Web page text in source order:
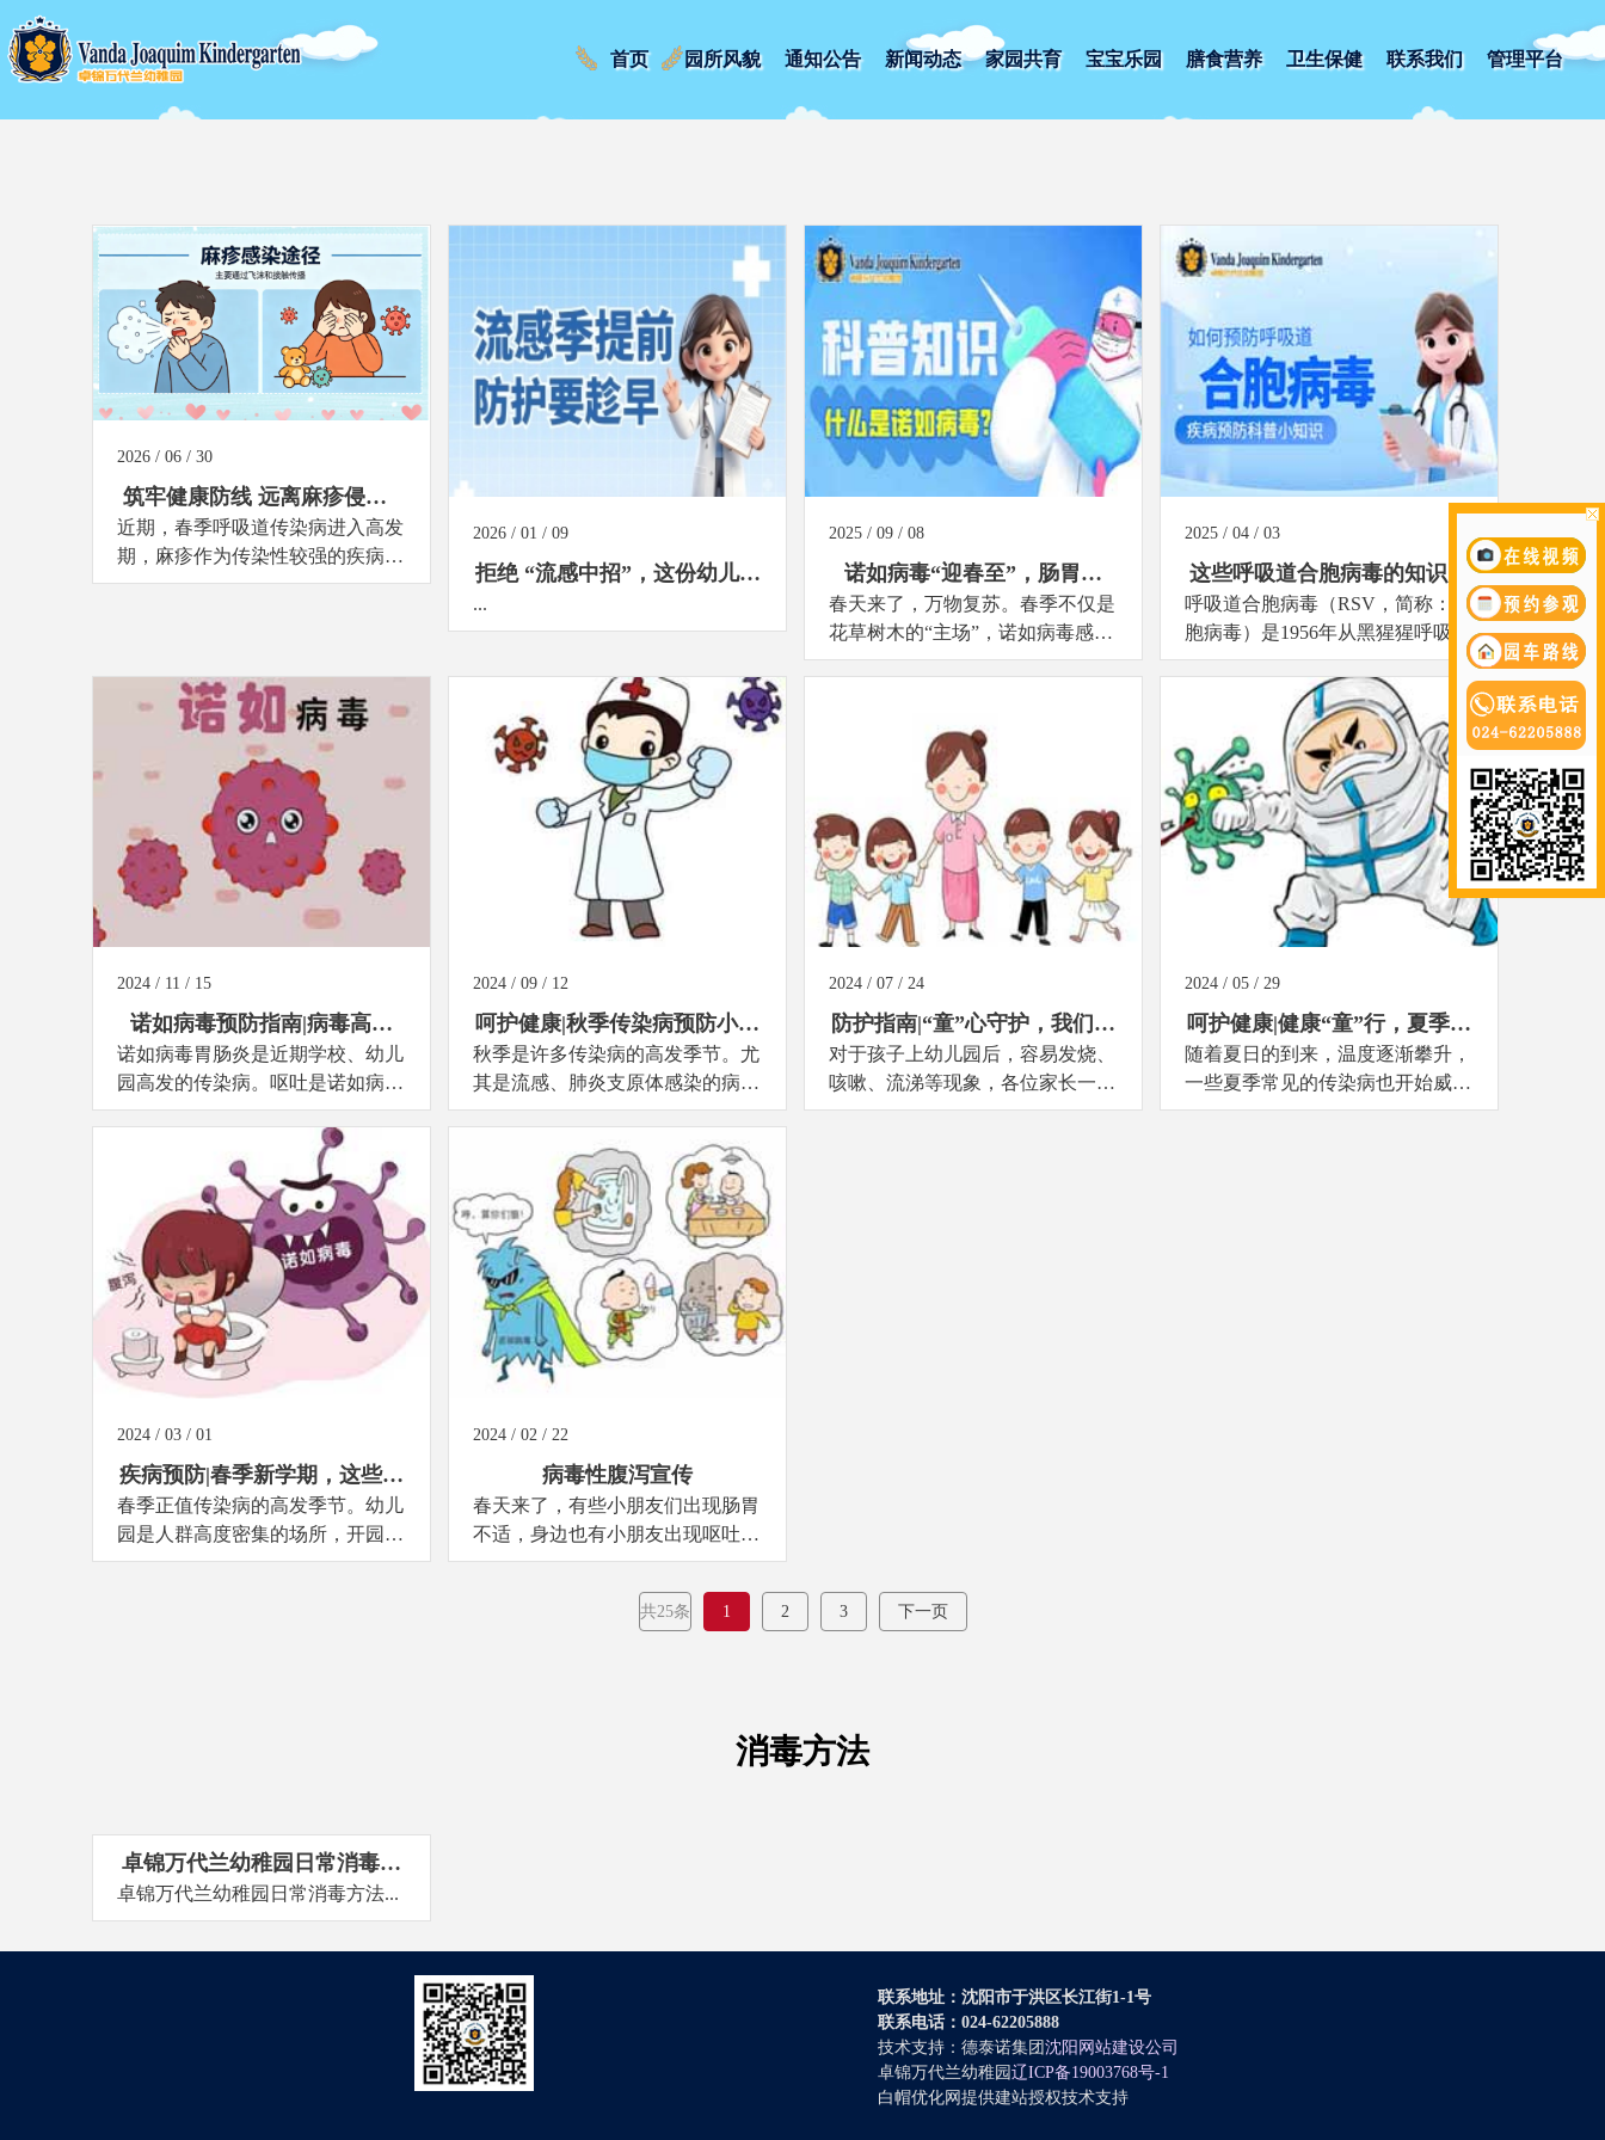
首页 园所风貌 通知公告 新闻动态 家园共育 宝宝乐园 膳食营养 卫生保健 联系我们 管理平台
2026 / 06 / 30
筑牢健康防线 远离麻疹侵害┃
卓锦万代兰幼稚园春季传染病
宣传
近期，春季呼吸道传染病进入高发
期，麻疹作为传染性较强的疾病，
目前在部分地区出现病例回升，且
2026 / 01 / 09
拒绝 “流感中招”，这份幼儿防
...
2025 / 09 / 08
诺如病毒“迎春至”，肠胃开
年“料峭寒”
春天来了，万物复苏。春季不仅是
花草树木的“主场”，诺如病毒感染
也迎来了高发期。孩子们春节假期
的“料峭寒”。...
2025 / 04 / 03
这些呼吸道合胞病毒的知识，
每个家长都该了解
呼吸道合胞病毒（RSV，简称：合
胞病毒）是1956年从黑猩猩呼吸道
分离出来的，因合胞病毒在组织细
胞培养中导致细胞融合形成类似合
胞体的结构而得名...
2024 / 11 / 15
诺如病毒预防指南|病毒高发
季，家长和老师需警惕！
诺如病毒胃肠炎是近期学校、幼儿
园高发的传染病。呕吐是诺如病毒
胃肠炎常见症状...
2024 / 09 / 12
呵护健康|秋季传染病预防小知
识
秋季是许多传染病的高发季节。尤
其是流感、肺炎支原体感染的病人
不在少数...
2024 / 07 / 24
防护指南|“童”心守护，我们在
行动！
对于孩子上幼儿园后，容易发烧、
咳嗽、流涕等现象，各位家长一定
很着急。其实，这是每个孩子在生
2024 / 05 / 29
呵护健康|健康“童”行，夏季传
染病科普
随着夏日的到来，温度逐渐攀升，
一些夏季常见的传染病也开始威胁
到我们的宝贝们。为了守护宝贝们
2024 / 03 / 01
疾病预防|春季新学期，这些传
染病要预防！
春季正值传染病的高发季节。幼儿
园是人群高度密集的场所，开园后
孩子们近距离频繁接触，大大增加
2024 / 02 / 22
病毒性腹泻宣传
春天来了，有些小朋友们出现肠胃
不适，身边也有小朋友出现呕吐、
拉肚子的现象，原来是这些病毒在
共25条 1 2 3 下一页
消毒方法
卓锦万代兰幼稚园日常消毒方
法
卓锦万代兰幼稚园日常消毒方法...
联系地址：沈阳市于洪区长江街1-1号
联系电话：024-62205888
技术支持：德泰诺集团 沈阳网站建设公司
卓锦万代兰幼稚园 辽ICP备19003768号-1
白帽优化网提供建站授权技术支持